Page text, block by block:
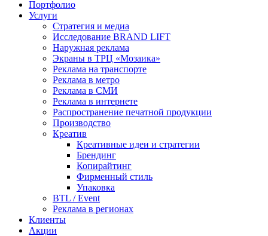
Портфолио
Услуги
Стратегия и медиа
Исследование BRAND LIFT
Наружная реклама
Экраны в ТРЦ «Мозаика»
Реклама на транспорте
Реклама в метро
Реклама в СМИ
Реклама в интернете
Распространение печатной продукции
Производство
Креатив
Креативные идеи и стратегии
Брендинг
Копирайтинг
Фирменный стиль
Упаковка
BTL / Event
Реклама в регионах
Клиенты
Акции